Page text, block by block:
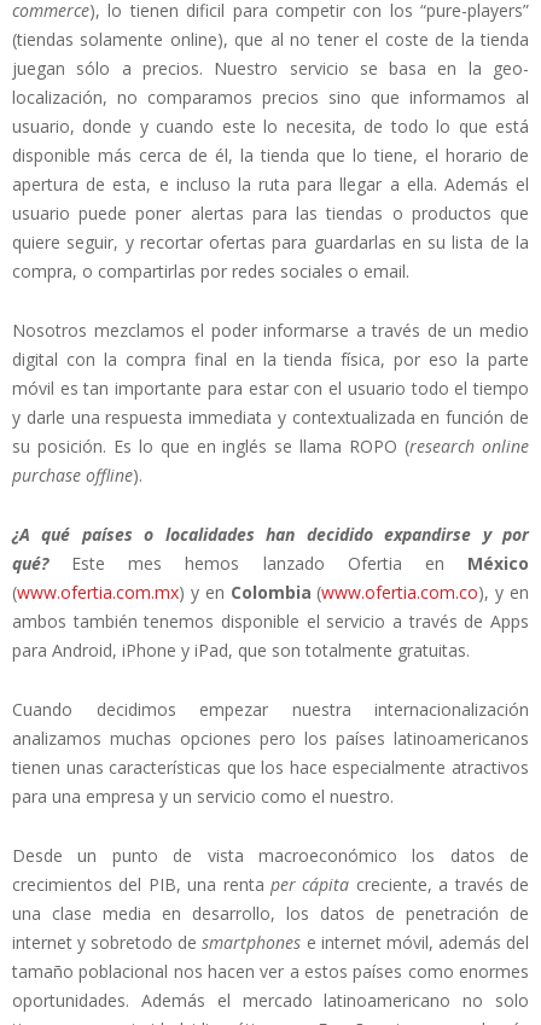
commerce), lo tienen dificil para competir con los “pure-players”
(tiendas solamente online), que al no tener el coste de la tienda
juegan sólo a precios. Nuestro servicio se basa en la geo-
localización, no comparamos precios sino que informamos al
usuario, donde y cuando este lo necesita, de todo lo que está
disponible más cerca de él, la tienda que lo tiene, el horario de
apertura de esta, e incluso la ruta para llegar a ella. Además el
usuario puede poner alertas para las tiendas o productos que
quiere seguir, y recortar ofertas para guardarlas en su lista de la
compra, o compartirlas por redes sociales o email.
Nosotros mezclamos el poder informarse a través de un medio
digital con la compra final en la tienda física, por eso la parte
móvil es tan importante para estar con el usuario todo el tiempo
y darle una respuesta immediata y contextualizada en función de
su posición. Es lo que en inglés se llama ROPO (research online
purchase offline).
¿A qué países o localidades han decidido expandirse y por
qué? Este mes hemos lanzado Ofertia en México
(www.ofertia.com.mx) y en Colombia (www.ofertia.com.co), y en
ambos también tenemos disponible el servicio a través de Apps
para Android, iPhone y iPad, que son totalmente gratuitas.
Cuando decidimos empezar nuestra internacionalización
analizamos muchas opciones pero los países latinoamericanos
tienen unas características que los hace especialmente atractivos
para una empresa y un servicio como el nuestro.
Desde un punto de vista macroeconómico los datos de
crecimientos del PIB, una renta per cápita creciente, a través de
una clase media en desarrollo, los datos de penetración de
internet y sobretodo desmartphones e internet móvil, además del
tamaño poblacional nos hacen ver a estos países como enormes
oportunidades. Además el mercado latinoamericano no solo